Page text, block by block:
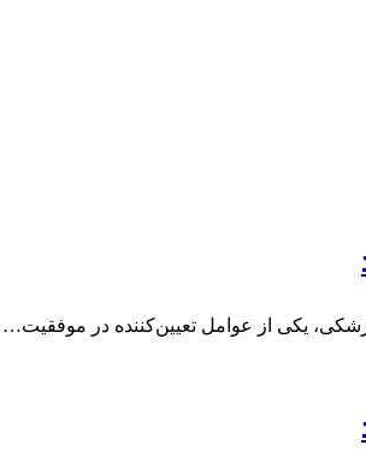
یکی از عوامل تعیین‌کننده در موفقیت…